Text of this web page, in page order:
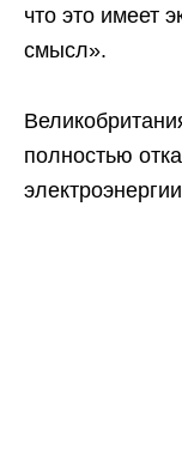
что это имеет
смысл».
полностью